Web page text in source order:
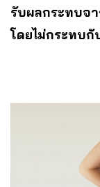
รับผลกระทบจ
โดยไม่กระทบกั